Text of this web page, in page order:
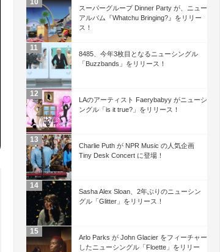
スーパーグループ Dinner Party が、ニュー
アルバム『Whatchu Bringing?』をリリー
ス！
8485、今年3枚目となるニューシングル
「Buzzbands」をリリース！
LAのアーティスト Faerybabyy がニューシ
ングル「is it true?」をリリース！
Charlie Puth が NPR Music の人気企画
Tiny Desk Concert に登場！
Sasha Alex Sloan、2年ぶりのニューシン
グル「Glitter」をリリース！
Arlo Parks が John Glacier をフィーチャー
したニューシングル「Floette」をリリー